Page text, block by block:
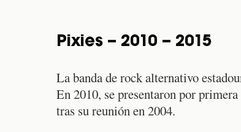
Pixies – 2010 – 2015
La banda de rock alternativo
En 2010, se presentaron por
tras su reunión en 2004.